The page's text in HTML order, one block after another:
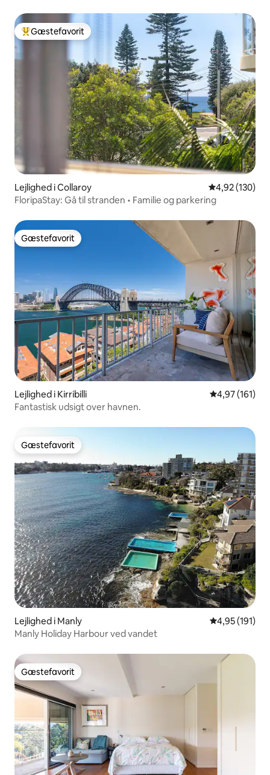
Bedste gæstefavorit
Gæstefavorit
Lejlighed i Collaroy 4,92 ud af 5 i
4,92 (130)
FloripaStay: Gå til stranden • Familie og parkering
Gæstefavorit
Gæstefavorit
Lejlighed i Kirribilli 4,97 ud af 5 i
4,97 (161)
Fantastisk udsigt over havnen.
Gæstefavorit
Gæstefavorit
Lejlighed i Manly 4,95 ud af 5 i
4,95 (191)
Manly Holiday Harbour ved vandet
Gæstefavorit
Gæstefavorit